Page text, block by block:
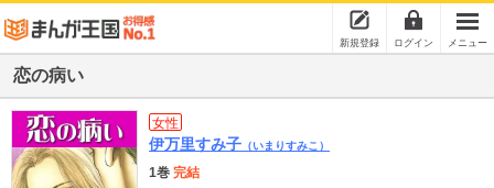
新規登録 ログイン メニュー
恋の病い
女性
伊万里すみ子 （いまりすみこ）
1巻 完結